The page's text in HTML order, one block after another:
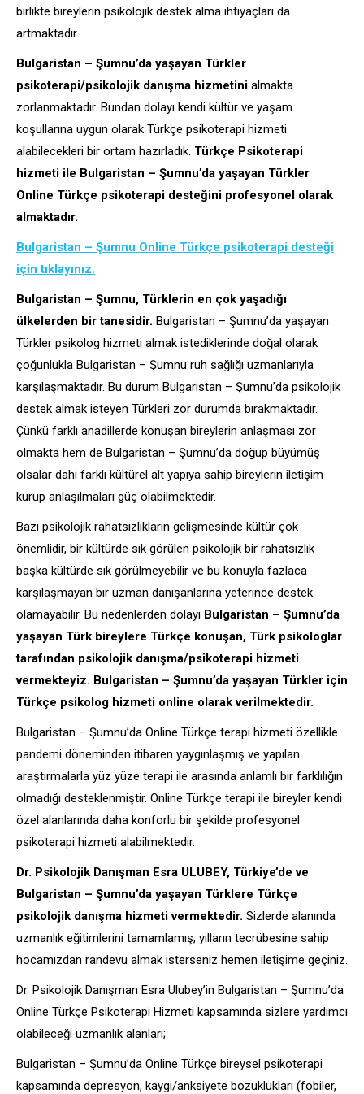
birlikte bireylerin psikolojik destek alma ihtiyaçları da
artmaktadır.
Bulgaristan – Şumnu’da yaşayan Türkler
psikoterapi/psikolojik danışma hizmetini almakta
zorlanmaktadır. Bundan dolayı kendi kültür ve yaşam
koşullarına uygun olarak Türkçe psikoterapi hizmeti
alabilecekleri bir ortam hazırladık. Türkçe Psikoterapi
hizmeti ile Bulgaristan – Şumnu’da yaşayan Türkler
Online Türkçe psikoterapi desteğini profesyonel olarak
almaktadır.
Bulgaristan – Şumnu Online Türkçe psikoterapi desteği
için tıklayınız.
Bulgaristan – Şumnu, Türklerin en çok yaşadığı
ülkelerden bir tanesidir. Bulgaristan – Şumnu’da yaşayan
Türkler psikolog hizmeti almak istediklerinde doğal olarak
çoğunlukla Bulgaristan – Şumnu ruh sağlığı uzmanlarıyla
karşılaşmaktadır. Bu durum Bulgaristan – Şumnu’da psikolojik
destek almak isteyen Türkleri zor durumda bırakmaktadır.
Çünkü farklı anadillerde konuşan bireylerin anlaşması zor
olmakta hem de Bulgaristan – Şumnu’da doğup büyümüş
olsalar dahi farklı kültürel alt yapıya sahip bireylerin iletişim
kurup anlaşılmaları güç olabilmektedir.
Bazı psikolojik rahatsızlıkların gelişmesinde kültür çok
önemlidir, bir kültürde sık görülen psikolojik bir rahatsızlık
başka kültürde sık görülmeyebilir ve bu konuyla fazlaca
karşılaşmayan bir uzman danışanlarına yeterince destek
olamayabilir. Bu nedenlerden dolayı Bulgaristan – Şumnu’da
yaşayan Türk bireylere Türkçe konuşan, Türk psikologlar
tarafından psikolojik danışma/psikoterapi hizmeti
vermekteyiz. Bulgaristan – Şumnu’da yaşayan Türkler için
Türkçe psikolog hizmeti online olarak verilmektedir.
Bulgaristan – Şumnu’da Online Türkçe terapi hizmeti özellikle
pandemi döneminden itibaren yaygınlaşmış ve yapılan
araştırmalarla yüz yüze terapi ile arasında anlamlı bir farklılığın
olmadığı desteklenmiştir. Online Türkçe terapi ile bireyler kendi
özel alanlarında daha konforlu bir şekilde profesyonel
psikoterapi hizmeti alabilmektedir.
Dr. Psikolojik Danışman Esra ULUBEY, Türkiye’de ve
Bulgaristan – Şumnu’da yaşayan Türklere Türkçe
psikolojik danışma hizmeti vermektedir. Sizlerde alanında
uzmanlık eğitimlerini tamamlamış, yılların tecrübesine sahip
hocamızdan randevu almak isterseniz hemen iletişime geçiniz.
Dr. Psikolojik Danışman Esra Ulubey’in Bulgaristan – Şumnu’da
Online Türkçe Psikoterapi Hizmeti kapsamında sizlere yardımcı
olabileceği uzmanlık alanları;
Bulgaristan – Şumnu’da Online Türkçe bireysel psikoterapi
kapsamında depresyon, kaygı/anksiyete bozuklukları (fobiler,